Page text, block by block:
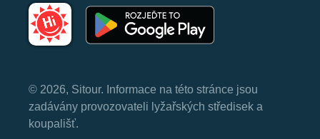
© 2026, Sitour. Informace na této stránce jsou
zadávány provozovateli lyžařských středisek a
koupališť.